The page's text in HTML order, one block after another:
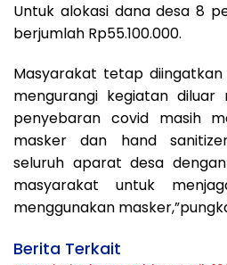
Untuk alokasi dana desa 8
berjumlah Rp55.100.000.
Masyarakat tetap
mengurangi kegiatan diluar
penyebaran covid masih
masker dan hand
seluruh aparat desa
masyarakat untuk
menggunakan
Berita Terkait